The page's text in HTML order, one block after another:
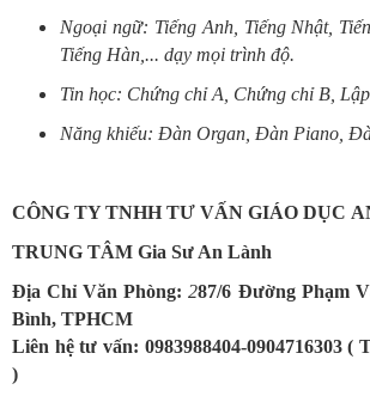
Ngoại ngữ: Tiếng Anh, Tiếng Nhật,
Tiếng Hàn,... dạy mọi trình độ.
Tin học: Chứng chỉ A, Chứng chỉ B,
Năng khiếu: Đàn Organ, Đàn Piano,
CÔNG TY TNHH TƯ VẤN GIÁO DỤC
TRUNG TÂM Gia Sư An Lành
Địa Chỉ Văn Phòng:287/6 Đường Phạm
Bình, TPHCM
Liên hệ tư vấn: 0983988404-0904716303 (
)